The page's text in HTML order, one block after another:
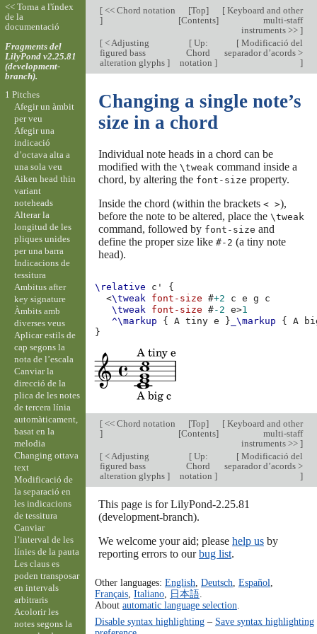
[<< Chord notation
]
[Top]
[Contents]
[Keyboard and other
multi-staff
instruments >> ]
[< Adjusting
figured bass
alteration glyphs ]
[Up:
Chord
notation ]
[Modificació del
separador d’acords >
]
Changing a single note’s
size in a chord
Individual note heads in a chord can be
modified with the \tweak command inside a
chord, by altering the font-size property.
Inside the chord (within the brackets < >),
before the note to be altered, place the \tweak
command, followed by font-size and
define the proper size like #-2 (a tiny note
head).
\relative c'
{
<\tweak font-size #+2 c e g
c
\tweak font-size #-2 e>1
^\markup
{ A tiny e } _\markup { A
}
[<< Chord notation
]
[Top]
[Contents]
[Keyboard and other
multi-staff
instruments >> ]
[< Adjusting
figured bass
alteration glyphs ]
[Up:
Chord
notation ]
[Modificació del
separador d’acords >
]
This page is for LilyPond-2.25.81
(development-branch).
We welcome your aid; please help usby
reporting errors to ourbug list.
Other languages: English Deutsch Español
Français, Italiano, 日本語.
About automatic language selection
Disable syntax highlighting– Save syntax highlighting
<< Torna a l'índex
de la
documentació
Fragments del
LilyPond v2.25.81
(development-
branch).
1 Pitches
Afegir un àmbit
per veu
Afegir una
indicació
d’octava alta a
una sola veu
Aiken head thin
variant
noteheads
Alterar la
longitud de les
pliques unides
per una barra
Indicacions de
tessitura
Ambitus after
key signature
Àmbits amb
diverses veus
Aplicar estils de
cap segons la
nota de l’escala
Canviar la
direcció de la
plica de les notes
de tercera línia
automàticament,
basat en la
melodia
Changing ottava
text
Modificació de
la separació en
les indicacions
de tessitura
Canviar
l’interval de les
línies de la pauta
Les claus es
poden transposar
en intervals
arbitraris
Acolorir les
notes segons la